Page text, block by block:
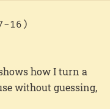
16)
how I turn a
without guessing,